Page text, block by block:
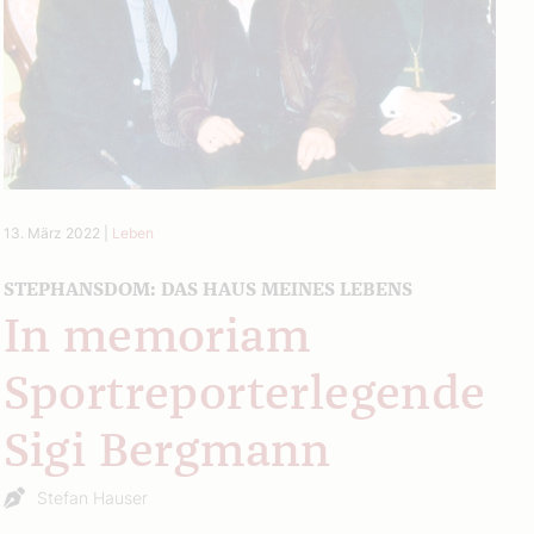
13. März 2022 Leben
STEPHANSDOM: DAS HAUS MEINES LEBENS
In memoriam
Sportreporterlegende
Sigi Bergmann
Stefan Hauser